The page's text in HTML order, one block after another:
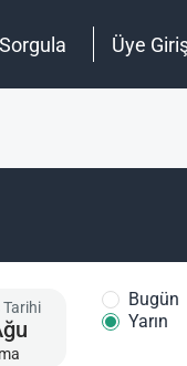
Üye
Tarihi
Bugün
Yarın